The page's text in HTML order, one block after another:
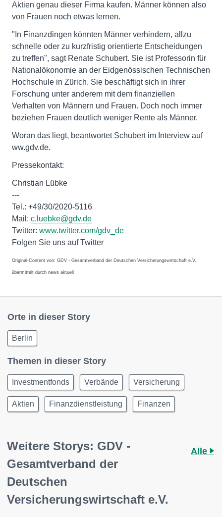
Aktien genau dieser Firma kaufen. Männer können also
von Frauen noch etwas lernen.
"In Finanzdingen könnten Männer verhindern, allzu
schnelle oder zu kurzfristig orientierte Entscheidungen
zu treffen", sagt Renate Schubert. Sie ist Professorin für
Nationalökonomie an der Eidgenössischen Technischen
Hochschule in Zürich. Sie beschäftigt sich in ihrer
Forschung unter anderem mit dem finanziellen
Verhalten von Männern und Frauen. Doch noch immer
beziehen Frauen deutlich weniger Rente als Männer.
Woran das liegt, beantwortet Schubert im Interview auf
ww.gdv.de.
Pressekontakt:
Christian Lübke
---
Tel.: +49/30/2020-5116
Mail: c.luebke@gdv.de
Twitter: www.twitter.com/gdv_de
Folgen Sie uns auf Twitter
Original-Content von: GDV - Gesamtverband der Deutschen Versicherungswirtschaft e.V.,
übermittelt durch news aktuell
Orte in dieser Story
Berlin
Themen in dieser Story
Investmentfonds Verbände Versicherung
Aktien Finanzdienstleistung Finanzen
Weitere Storys: GDV -
Gesamtverband der
Deutschen
Versicherungswirtschaft e.V.
Alle